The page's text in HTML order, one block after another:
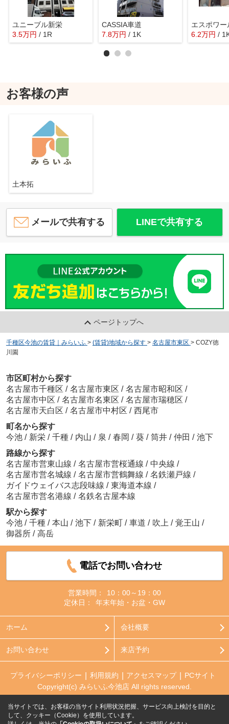
ユニーブル新栄
3.5万円 / 1R
CASSIA車道
7.8万円 / 1K
エスポワー
6.2万円 /
お客様の声
土本拓
メールで共有する LINEで共有する
ページトップへ
千種区今池の賃貸｜みらいふ > (賃貸)地域から探す > 名古屋市東区 > COZY徳
川園
市区町村から探す
名古屋市千種区 / 名古屋市東区 / 名古屋市昭和区 /
名古屋市中区 / 名古屋市名東区 / 名古屋市瑞穂区 /
名古屋市天白区 / 名古屋市中村区 / 西尾市
町名から探す
今池 / 新栄 / 千種 / 内山 / 泉 / 春岡 / 葵 / 筒井 / 仲田 / 池下
路線から探す
名古屋市営東山線 / 名古屋市営桜通線 / 中央線 /
名古屋市営名城線 / 名古屋市営鶴舞線 / 名鉄瀬戸線 /
ガイドウェイバス志段味線 / 東海道本線 /
名古屋市営名港線 / 名鉄名古屋本線
駅から探す
今池 / 千種 / 本山 / 池下 / 新栄町 / 車道 / 吹上 / 覚王山 /
御器所 / 高岳
電話でお問い合わせ
営業時間：
10：00～19：00
定休日：
年末年始・お盆・GW
ホーム 会社概要
お問い合わせ 来店予約
プライバシーポリシー 利用規約 アクセスマップ
PCサイト
Copyright(c) みらいふ今池店 All rights reserved.
当サイトでは、お客様の当サイト利用状況把握、サービス向上検討を目的と
して、クッキー（Cookie）を使用しています。